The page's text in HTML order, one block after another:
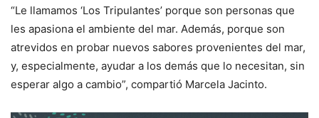
“Le llamamos ‘Los Tripulantes’ porque son personas que
les apasiona el ambiente del mar. Además, porque son
atrevidos en probar nuevos sabores provenientes del mar,
y, especialmente, ayudar a los demás que lo necesitan, sin
esperar algo a cambio”, compartió Marcela Jacinto.